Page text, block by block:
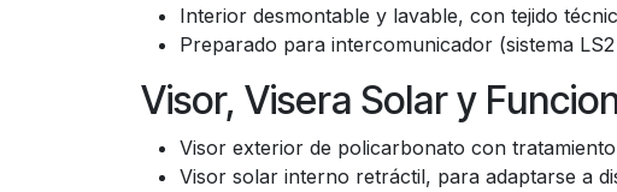
Interior desmontable y lavable, con tejido
Preparado para intercomunicador (sistema
Visor, Visera Solar y
Visor exterior de policarbonato con
Visor solar interno retráctil, para adaptarse a